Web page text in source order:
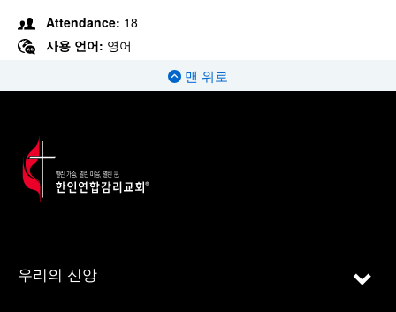
Attendance: 18
사용 언어: 영어
맨 위로
우리의 신앙